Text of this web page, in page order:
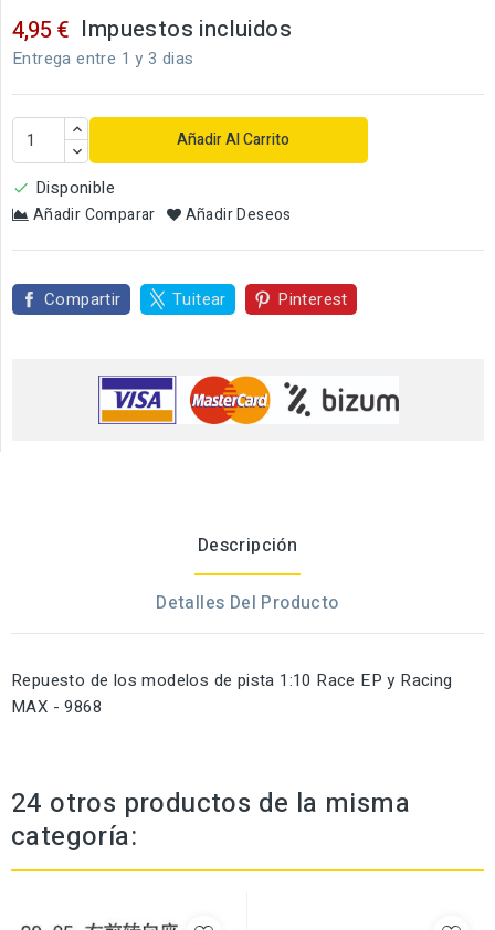
4,95 € Impuestos incluidos
Entrega entre 1 y 3 dias
Añadir Al Carrito
 Disponible
Añadir Comparar Añadir Deseos
Compartir Tuitear Pinterest
Descripción
Detalles Del Producto
Repuesto de los modelos de pista 1:10 Race EP y Racing
MAX - 9868
24 otros productos de la misma
categoría: